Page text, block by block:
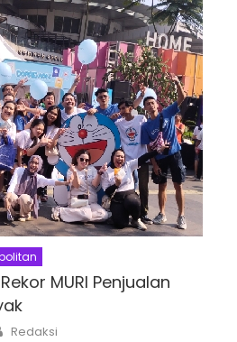
MURI Penjualan
Author
Redaksi